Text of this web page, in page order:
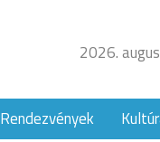
2026.
Rendezvények